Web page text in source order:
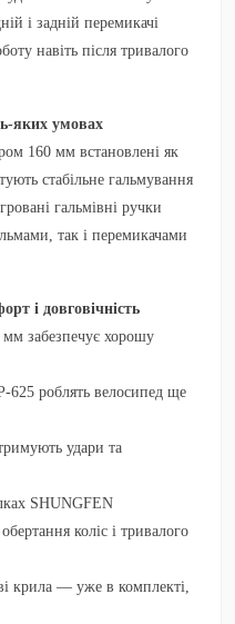
і задній перемикачі
навіть після тривалого
яких умовах
160 мм встановлені як
стабільне гальмування
гальмівні ручки
так і перемикачами
і довговічність
мм забезпечує хорошу
625 роблять велосипед ще
удари та
SHUNGFEN
коліс і тривалого
крила — уже в комплекті,